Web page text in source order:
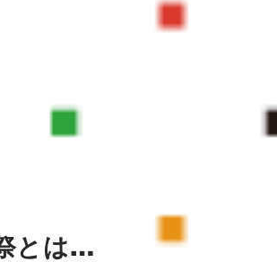
とは…